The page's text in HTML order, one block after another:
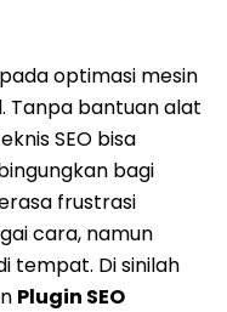
optimasi mesin
Tanpa bantuan alat
SEO bisa
bagi
frustrasi
cara, namun
tempat. Di sinilah
Plugin SEO